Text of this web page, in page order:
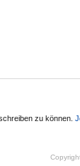
zu können.